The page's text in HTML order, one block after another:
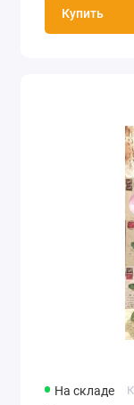
Купить
На складе